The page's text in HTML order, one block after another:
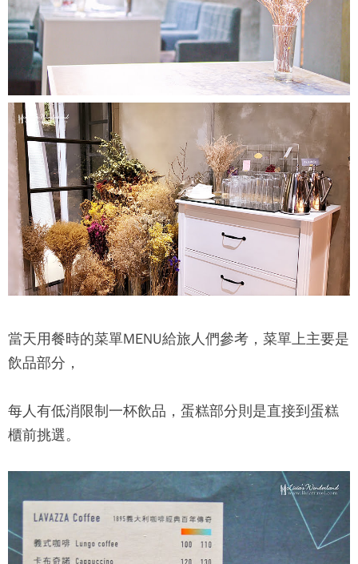
當天用餐時的菜單MENU給旅人們參考，菜單上主要是
飲品部分，
每人有低消限制一杯飲品，蛋糕部分則是直接到蛋糕
櫃前挑選。